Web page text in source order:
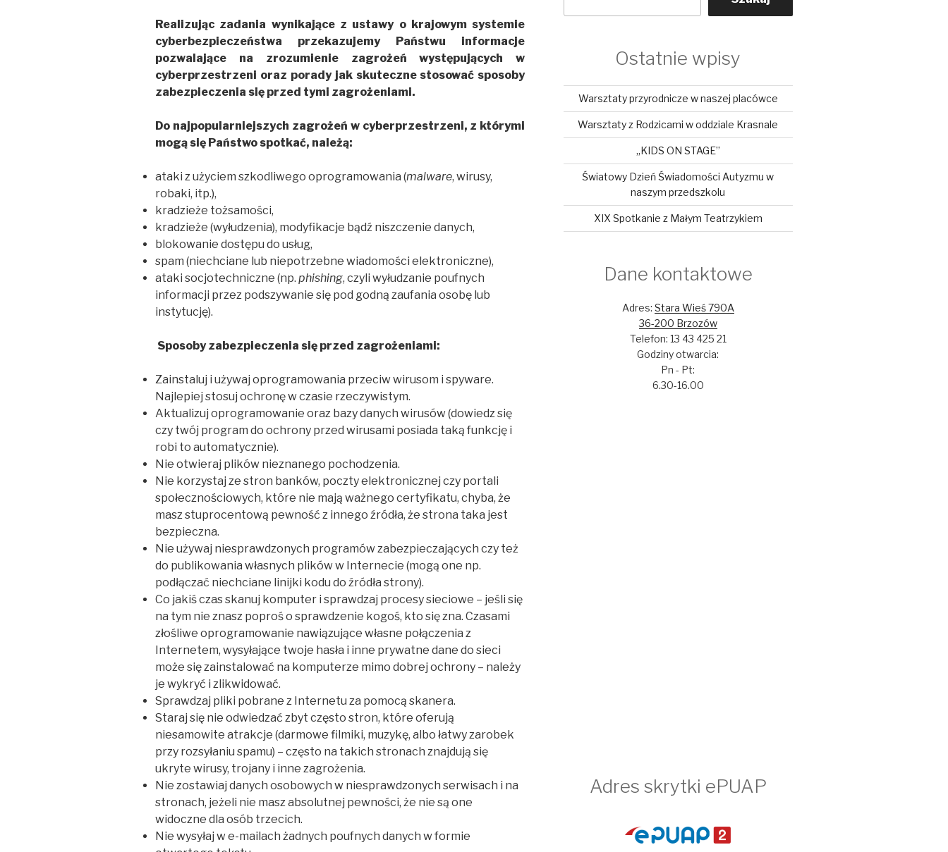
Realizując zadania wynikające z ustawy o krajowym systemie
cyberbezpieczeństwa przekazujemy Państwu informacje
pozwalające na zrozumienie zagrożeń występujących w
cyberprzestrzeni oraz porady jak skuteczne stosować sposoby
zabezpieczenia się przed tymi zagrożeniami.
Do najpopularniejszych zagrożeń w cyberprzestrzeni, z którymi
mogą się Państwo spotkać, należą:
ataki z użyciem szkodliwego oprogramowania (malware, wirusy,
robaki, itp.),
kradzieże tożsamości,
kradzieże (wyłudzenia), modyfikacje bądź niszczenie danych,
blokowanie dostępu do usług,
spam (niechciane lub niepotrzebne wiadomości elektroniczne),
ataki socjotechniczne (np. phishing, czyli wyłudzanie poufnych
informacji przez podszywanie się pod godną zaufania osobę lub
instytucję).
Sposoby zabezpieczenia się przed zagrożeniami:
Zainstaluj i używaj oprogramowania przeciw wirusom i spyware.
Najlepiej stosuj ochronę w czasie rzeczywistym.
Aktualizuj oprogramowanie oraz bazy danych wirusów (dowiedz się
czy twój program do ochrony przed wirusami posiada taką funkcję i
robi to automatycznie).
Nie otwieraj plików nieznanego pochodzenia.
Nie korzystaj ze stron banków, poczty elektronicznej czy portali
społecznościowych, które nie mają ważnego certyfikatu, chyba, że
masz stuprocentową pewność z innego źródła, że strona taka jest
bezpieczna.
Nie używaj niesprawdzonych programów zabezpieczających czy też
do publikowania własnych plików w Internecie (mogą one np.
podłączać niechciane linijki kodu do źródła strony).
Co jakiś czas skanuj komputer i sprawdzaj procesy sieciowe – jeśli się
na tym nie znasz poproś o sprawdzenie kogoś, kto się zna. Czasami
złośliwe oprogramowanie nawiązujące własne połączenia z
Internetem, wysyłające twoje hasła i inne prywatne dane do sieci
może się zainstalować na komputerze mimo dobrej ochrony – należy
je wykryć i zlikwidować.
Sprawdzaj pliki pobrane z Internetu za pomocą skanera.
Staraj się nie odwiedzać zbyt często stron, które oferują
niesamowite atrakcje (darmowe filmiki, muzykę, albo łatwy zarobek
przy rozsyłaniu spamu) – często na takich stronach znajdują się
ukryte wirusy, trojany i inne zagrożenia.
Nie zostawiaj danych osobowych w niesprawdzonych serwisach i na
stronach, jeżeli nie masz absolutnej pewności, że nie są one
widoczne dla osób trzecich.
Nie wysyłaj w e-mailach żadnych poufnych danych w formie
Ostatnie wpisy
Warsztaty przyrodnicze w naszej placówce
Warsztaty z Rodzicami w oddziale Krasnale
„KIDS ON STAGE”
Światowy Dzień Świadomości Autyzmu w
naszym przedszkolu
XIX Spotkanie z Małym Teatrzykiem
Dane kontaktowe
Adres: Stara Wieś 790A
36-200 Brzozów
Telefon: 13 43 425 21
Godziny otwarcia:
Pn - Pt:
6.30-16.00
Adres skrytki ePUAP